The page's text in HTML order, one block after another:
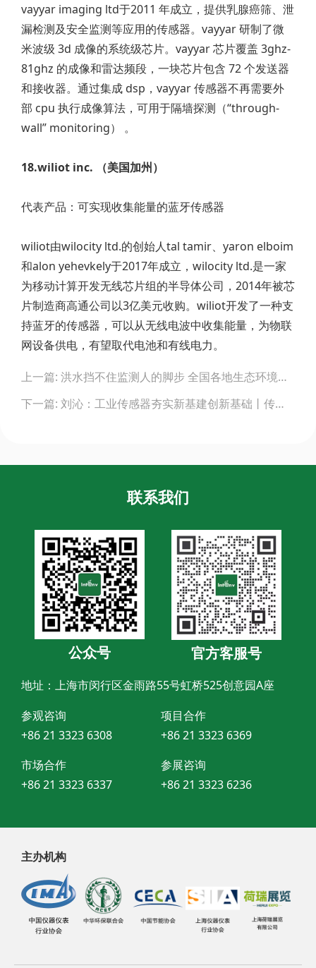
vayyar imaging ltd于2011 年成立，提供乳腺癌筛、泄
漏检测及安全监测等应用的传感器。vayyar 研制了微
米波级 3d 成像的系统级芯片。vayyar 芯片覆盖 3ghz-
81ghz 的成像和雷达频段，一块芯片包含 72 个发送器
和接收器。通过集成 dsp，vayyar 传感器不再需要外
部 cpu 执行成像算法，可用于隔墙探测（“through-
wall” monitoring） 。
18.wiliot inc. （美国加州）
代表产品：可实现收集能量的蓝牙传感器
wiliot由wilocity ltd.的创始人tal tamir、yaron elboim
和alon yehevkely于2017年成立，wilocity ltd.是一家
为移动计算开发无线芯片组的半导体公司，2014年被芯
片制造商高通公司以3亿美元收购。wiliot开发了一种支
持蓝牙的传感器，可以从无线电波中收集能量，为物联
网设备供电，有望取代电池和有线电力。
navigation
上一篇: 洪水挡不住监测人的脚步 全国各地生态环境监测部门全力保障监测设备运维
下一篇: 刘沁：工业传感器夯实新基建创新基础丨传感器产业“十四五”展望
联系我们
公众号 官方客服号
地址：上海市闵行区金雨路55号虹桥525创意园A座
参观咨询
+86 21 3323 6308
项目合作
+86 21 3323 6369
市场合作
+86 21 3323 6337
参展咨询
+86 21 3323 6236
主办机构